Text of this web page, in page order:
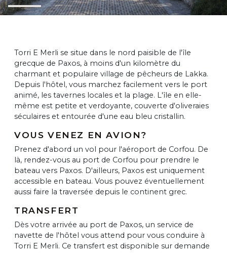
Torri E Merli se situe dans le nord paisible de l'île
grecque de Paxos, à moins d'un kilomètre du
charmant et populaire village de pêcheurs de Lakka.
Depuis l'hôtel, vous marchez facilement vers le port
animé, les tavernes locales et la plage. L'île en elle-
même est petite et verdoyante, couverte d'oliveraies
séculaires et entourée d'une eau bleu cristallin.
VOUS VENEZ EN AVION?
Prenez d'abord un vol pour l'aéroport de Corfou. De
là, rendez-vous au port de Corfou pour prendre le
bateau vers Paxos. D'ailleurs, Paxos est uniquement
accessible en bateau. Vous pouvez éventuellement
aussi faire la traversée depuis le continent grec.
TRANSFERT
Dès votre arrivée au port de Paxos, un service de
navette de l'hôtel vous attend pour vous conduire à
Torri E Merli. Ce transfert est disponible sur demande